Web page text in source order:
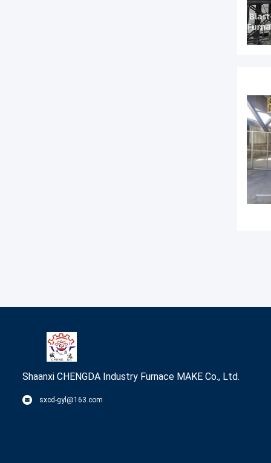
Shaanxi CHENGDA Industry Furnace MAKE Co., Ltd.
sxcd-gyl@163.com